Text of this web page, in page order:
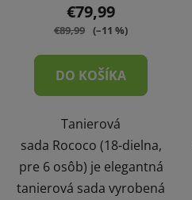
€79,99
€89,99 (–11 %)
DO KOŠÍKA
Tanierová
sada Rococo (18-dielna,
pre 6 osôb) je elegantná
tanierová sada vyrobená